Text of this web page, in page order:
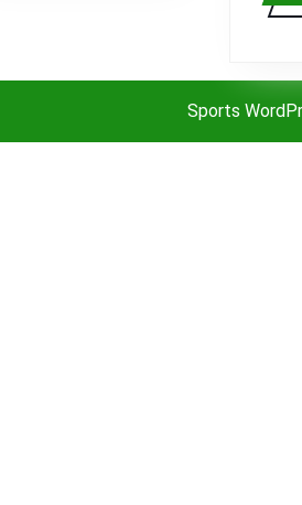
Sports